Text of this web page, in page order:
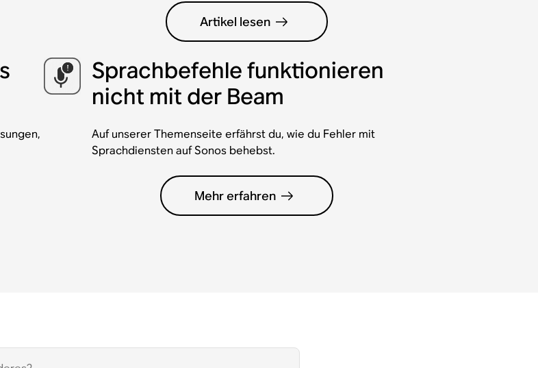
Artikel lesen
Sprachbefehle funktionieren
nicht mit der Beam
Auf unserer Themenseite erfährst du, wie du Fehler mit
Sprachdiensten auf Sonos behebst.
Mehr erfahren